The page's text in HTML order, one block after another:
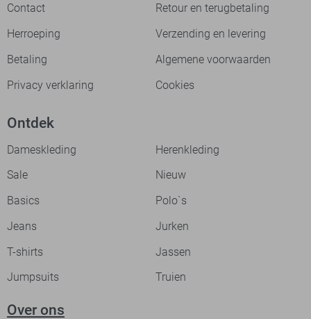
Contact
Retour en terugbetaling
Herroeping
Verzending en levering
Betaling
Algemene voorwaarden
Privacy verklaring
Cookies
Ontdek
Dameskleding
Herenkleding
Sale
Nieuw
Basics
Polo`s
Jeans
Jurken
T-shirts
Jassen
Jumpsuits
Truien
Over ons